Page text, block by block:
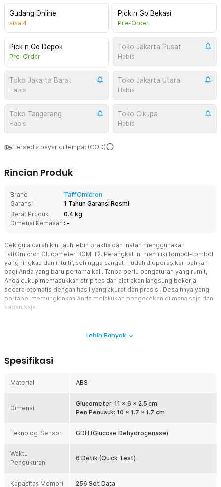
Gudang Online
sisa 4
Pick n Go Bekasi
Pre-Order
Pick n Go Depok
Pre-Order
Toko Jakarta Pusat
Habis
Toko Jakarta Barat
Habis
Toko Jakarta Utara
Habis
Toko Tangerang
Habis
Toko Cikupa
Habis
Tersedia bayar di tempat (COD)
Rincian Produk
Brand
TaffOmicron
Garansi
1 Tahun Garansi Resmi
Berat Produk
0.4 kg
Dimensi Kemasan : -
Cek gula darah kini jauh lebih praktis dan instan menggunakan
TaffOmicron Glucometer BGM-T2. Perangkat ini memiliki tombol-tombol
yang ringkas dan intuitif, sehingga sangat mudah dioperasikan bahkan
bagi Anda yang baru pertama kali. Tanpa perlu pengaturan yang rumit,
Anda cukup memasukkan strip tes dan alat akan langsung bekerja
secara otomatis dengan hasil yang akurat dan presisi. Desainnya yang
portabel memungkinkan Anda melakukan pengecekan di mana saja dan
kapan saja.
untuk memberikan hasil hanya dalam waktu 6 detik saja. Begitu
secara cepat tanpa jeda yang lama.
Jangan kompromi soal akurasi, karena alat ini dibekali teknologi
sensor GDH terbaru yang memastikan setiap tetes darah dianalisis
dapat diandalkan setiap saat tanpa perlu ragu dengan angka yang
muncul.
Cek Gula Minim Rasa Sakit
Jika Anda sering menunda cek gula darah karena takut sakit, alat ini
halus dan sampel darah yang dibutuhkan sangat sedikit, prosesnya
Lebih Banyak
Spesifikasi
Material ABS
Dimensi
Glucometer: 11 x 6 x 2.5 cm
Pen Penusuk: 10 x 1.7 x 1.7 cm
Teknologi Sensor GDH (Glucose Dehydrogenase)
Waktu
Pengukuran
6 Detik (Quick Test)
Kapasitas Memori 256 Set Data